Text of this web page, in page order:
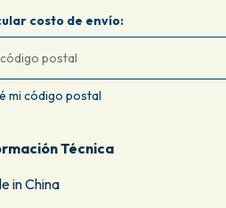
costo de envío:
mi código postal
Técnica
in China